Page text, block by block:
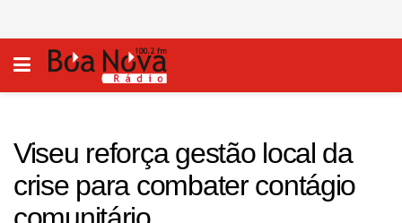
Viseu reforça gestão local da
crise para combater contágio